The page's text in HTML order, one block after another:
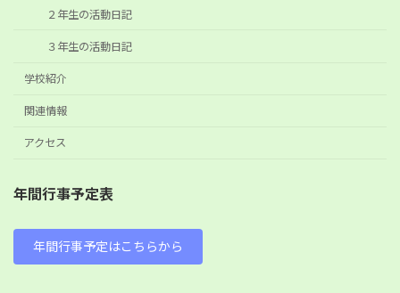
２年生の活動日記
３年生の活動日記
学校紹介
関連情報
アクセス
年間行事予定表
年間行事予定はこちらから